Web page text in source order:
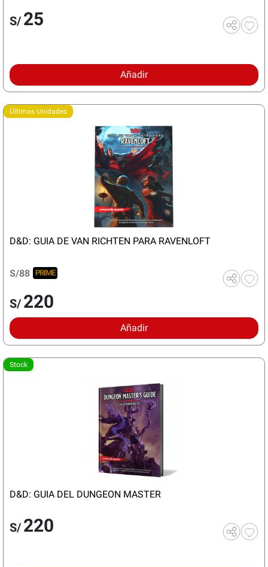
S/ 25
Añadir
Últimas Unidades
D&D: GUIA DE VAN RICHTEN PARA RAVENLOFT
S/88 PRIME
S/ 220
Añadir
Stock
D&D: GUIA DEL DUNGEON MASTER
S/ 220